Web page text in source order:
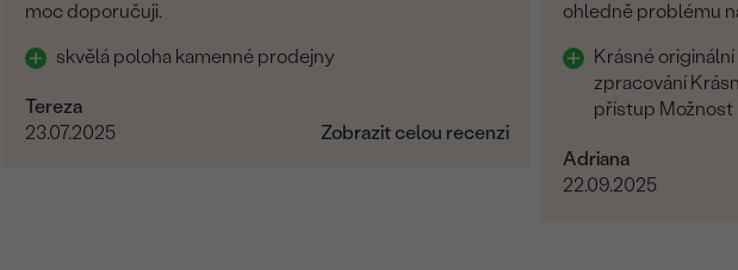
moc doporučuji.
skvělá poloha kamenné prodejny
Tereza
23.07.2025
Zobrazit celou recenzi
ohledně problému
Krásné
zpracování Krásné balení Super
přístup Možnost
Adriana
22.09.2025